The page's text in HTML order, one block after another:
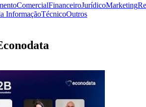
ComercialFinanceiroJurídicoMarketing
InformaçãoTécnicoOutros